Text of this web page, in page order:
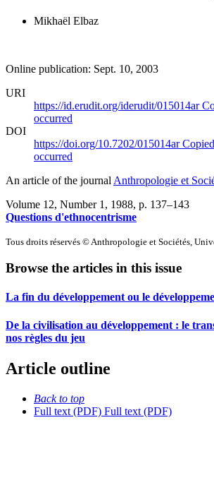
Mikhaël Elbaz
Online publication: Sept. 10, 2003
URI
https://id.erudit.org/iderudit/015014ar
occurred
DOI
https://doi.org/10.7202/015014arCopied
occurred
An article of the journal Anthropologie et
Volume 12, Number 1, 1988, p. 137–143
Questions d'ethnocentrisme
Tous droits réservés © Anthropologie et Sociétés,
Browse the articles in this issue
La fin du développement ou le
De la civilisation au développement : le
nos règles du jeu
Article outline
Back to top
Full text (PDF) Full text (PDF)